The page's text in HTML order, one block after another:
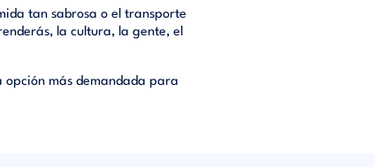
tan sabrosa o el transporte
la cultura, la gente, el
opción más demandada para